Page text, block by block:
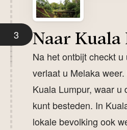
3 Naar Kuala
Na het ontbijt checkt
verlaat u Melaka
Kuala Lumpur, waar u
kunt besteden. In
lokale bevolking ook